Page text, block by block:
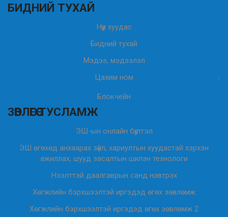
БИДНИЙ ТУХАЙ
Нүүр хуудас
Бидний тухай
Мэдээ, мэдээлэл
Цахим ном
Блокчейн
ЗӨВЛӨГӨӨ ТУСЛАМЖ
ЭШ-ын онлайн бүртгэл
ЭШ өгөхөд анхаарах зүйл, хариултын хуудастай хэрхэн
ажиллах, шууд засалтын шилэн технологи
Нээлттэй даалгаврын санд нэвтрэх
Хөгжлийн бэрхшээлтэй иргэдэд өгөх зөвлөмж
Хөгжлийн бэрхшээлтэй иргэдэд өгөх зөвлөмж 2